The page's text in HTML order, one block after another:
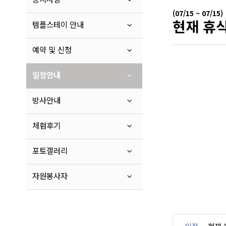
템플스테이 안내
예약 및 신청
일정안내
방사안내
체험후기
포토갤러리
자원봉사자
(07/15 ~ 07/15)
현재 휴